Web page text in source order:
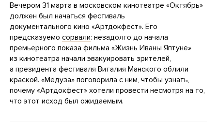
Вечером 31 марта в московском кинотеатре «Октябрь»
должен был начаться фестиваль
документального кино «Артдокфест». Его
предсказуемо сорвали: незадолго до начала
премьерного показа фильма «Жизнь Иваны Яптуне»
из кинотеатра начали эвакуировать зрителей,
а президента фестиваля Виталия Манского облили
краской. «Медуза» поговорила с ним, чтобы узнать,
почему «Артдокфест» хотели провести несмотря на то,
что этот исход был ожидаемым.